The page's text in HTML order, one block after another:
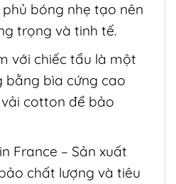
bóng nhẹ tạo nên
trọng và tinh tế.
với chiếc tẩu là một
bằng bìa cứng cao
cotton để bảo
France – Sản xuất
chất lượng và tiêu